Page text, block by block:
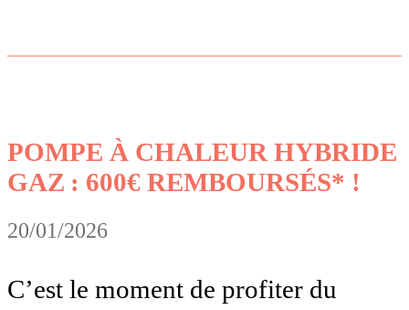
POMPE À CHALEUR HYBRIDE
GAZ : 600€ REMBOURSÉS* !
20/01/2026
C’est le moment de profiter du